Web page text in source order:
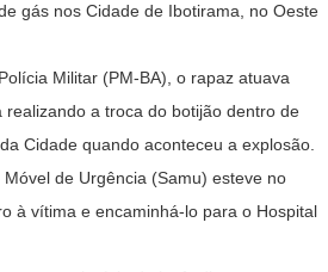
gás nos Cidade de Ibotirama, no Oeste
Militar (PM-BA), o rapaz atuava
a troca do botijão dentro de
Cidade quando aconteceu a explosão.
de Urgência (Samu) esteve no
à vítima e encaminhá-lo para o Hospital